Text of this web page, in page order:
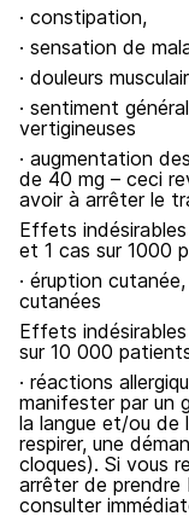
· constipation,
· sensation de
· douleurs
· sentiment
vertigineuses
· augmentation
de 40 mg – ceci
avoir à arrêter le
Effets
et 1 cas sur 1000
· éruption
cutanées
Effets
sur 10 000
· réactions
manifester par un
la langue et/ou de
respirer, une
cloques). Si vous
arrêter de prendre
consulter